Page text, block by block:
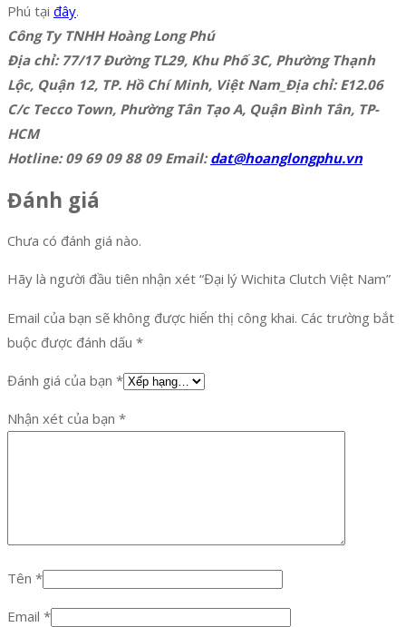
Phú tại đây.
Công Ty TNHH Hoàng Long Phú
Địa chỉ: 77/17 Đường TL29, Khu Phố 3C, Phường Thạnh
Lộc, Quận 12, TP. Hồ Chí Minh, Việt Nam_Địa chỉ: E12.06
C/c Tecco Town, Phường Tân Tạo A, Quận Bình Tân, TP-
HCM
Hotline: 09 69 09 88 09 Email:dat@hoanglongphu.vn
Đánh giá
Chưa có đánh giá nào.
Hãy là người đầu tiên nhận xét “Đại lý Wichita Clutch Việt Nam”
Email của bạn sẽ không được hiển thị công khai. Các trường bắt
buộc được đánh dấu *
Đánh giá của bạn *
Nhận xét của bạn *
Tên *
Email *